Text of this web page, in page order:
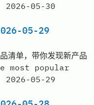
05-30
05-29
单，带你发现新产品
most popular
05-29